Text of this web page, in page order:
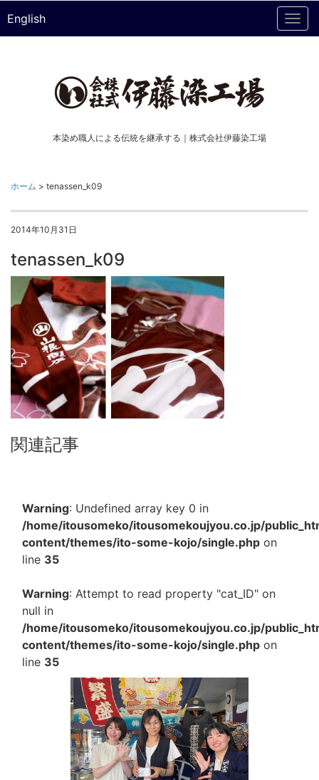
English
本染め職人による伝統を継承する｜株式会社伊藤染工場
ホーム > tenassen_k09
2014年10月31日
tenassen_k09
関連記事
Warning: Undefined array key 0 in
/home/itousomeko/itousomekoujyou.co.jp/
content/themes/ito-some-kojo/single.php on
line 35
Warning: Attempt to read property "cat_ID" on
null in
/home/itousomeko/itousomekoujyou.co.jp/
content/themes/ito-some-kojo/single.php on
line 35